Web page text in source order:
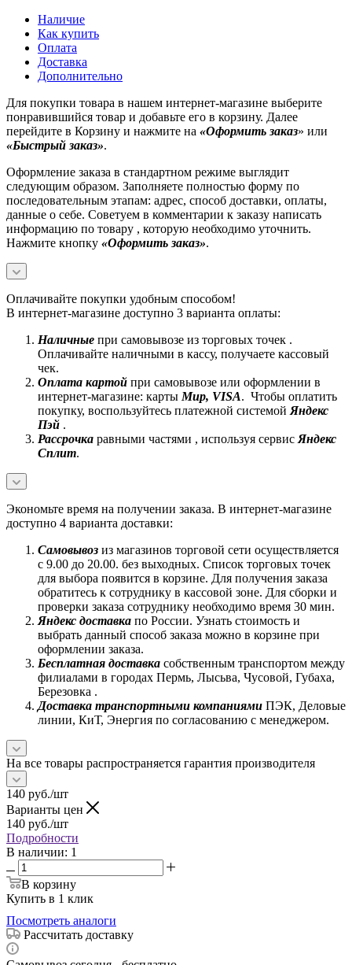
Наличие
Как купить
Оплата
Доставка
Дополнительно
Для покупки товара в нашем интернет-магазине выберите
понравившийся товар и добавьте его в корзину. Далее
перейдите в Корзину и нажмите на «Оформить заказ» или
«Быстрый заказ».
Оформление заказа в стандартном режиме выглядит
следующим образом. Заполняете полностью форму по
последовательным этапам: адрес, способ доставки, оплаты,
данные о себе. Советуем в комментарии к заказу написать
информацию по товару , которую необходимо уточнить.
Нажмите кнопку «Оформить заказ».
Оплачивайте покупки удобным способом!
В интернет-магазине доступно 3 варианта оплаты:
Наличные при самовывозе из торговых точек .
Оплачивайте наличными в кассу, получаете кассовый
чек.
Оплата картой при самовывозе или оформлении в
интернет-магазине: карты Mир, VISA. Чтобы оплатить
покупку, воспользуйтесь платежной системой Яндекс
Пэй .
Рассрочка равными частями , используя сервис Яндекс
Сплит.
Экономьте время на получении заказа. В интернет-магазине
доступно 4 варианта доставки:
Самовывоз из магазинов торговой сети осуществляется
с 9.00 до 20.00. без выходных. Список торговых точек
для выбора появится в корзине. Для получения заказа
обратитесь к сотруднику в кассовой зоне. Для сборки и
проверки заказа сотруднику необходимо время 30 мин.
Яндекс доставка по России. Узнать стоимость и
выбрать данный способ заказа можно в корзине при
оформлении заказа.
Бесплатная доставка собственным транспортом между
филиалами в городах Пермь, Лысьва, Чусовой, Губаха,
Березовка .
Доставка транспортными компаниями ПЭК, Деловые
линии, КиТ, Энергия по согласованию с менеджером.
На все товары распространяется гарантия производителя
140 руб./шт
Варианты цен
140 руб./шт
Подробности
В наличии: 1
В корзину
Купить в 1 клик
Посмотреть аналоги
Рассчитать доставку